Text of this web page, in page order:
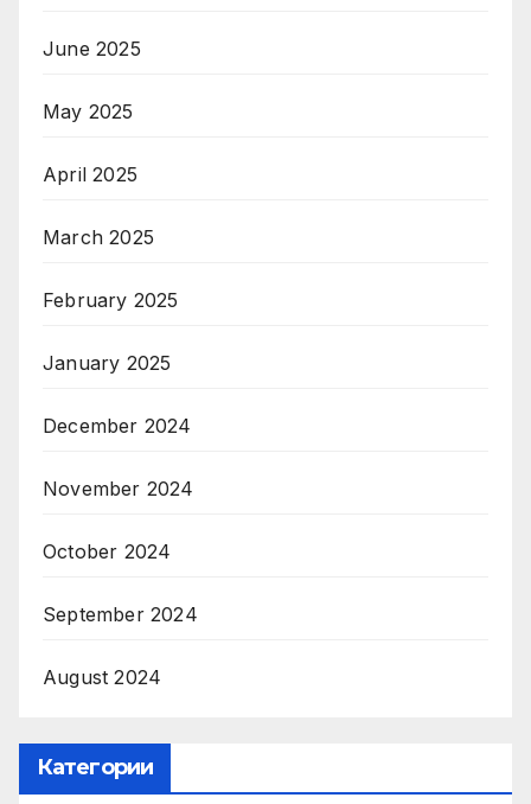
June 2025
May 2025
April 2025
March 2025
February 2025
January 2025
December 2024
November 2024
October 2024
September 2024
August 2024
Категории